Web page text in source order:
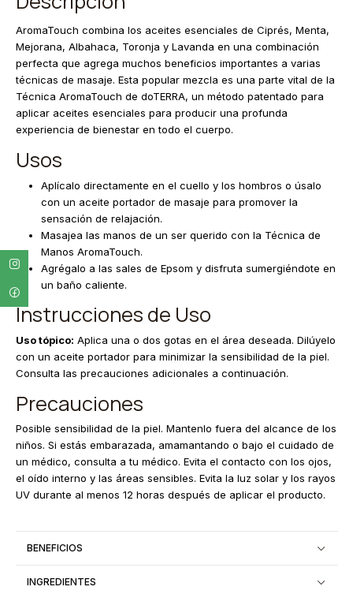
AromaTouch combina los aceites esenciales de Ciprés, Menta,
Mejorana, Albahaca, Toronja y Lavanda en una combinación
perfecta que agrega muchos beneficios importantes a varias
técnicas de masaje. Esta popular mezcla es una parte vital de la
Técnica AromaTouch de doTERRA, un método patentado para
aplicar aceites esenciales para producir una profunda
experiencia de bienestar en todo el cuerpo.
Usos
Aplícalo directamente en el cuello y los hombros o úsalo
con un aceite portador de masaje para promover la
sensación de relajación.
Masajea las manos de un ser querido con la Técnica de
Manos AromaTouch.
Agrégalo a las sales de Epsom y disfruta sumergiéndote en
un baño caliente.
Instrucciones de Uso
Uso tópico: Aplica una o dos gotas en el área deseada. Dilúyelo
con un aceite portador para minimizar la sensibilidad de la piel.
Consulta las precauciones adicionales a continuación.
Precauciones
Posible sensibilidad de la piel. Mantenlo fuera del alcance de los
niños. Si estás embarazada, amamantando o bajo el cuidado de
un médico, consulta a tu médico. Evita el contacto con los ojos,
el oído interno y las áreas sensibles. Evita la luz solar y los rayos
UV durante al menos 12 horas después de aplicar el producto.
BENEFICIOS
INGREDIENTES